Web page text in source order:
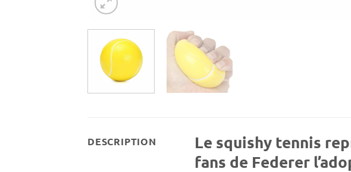
DESCRIPTION
Le squishy tennis
fans de Federer